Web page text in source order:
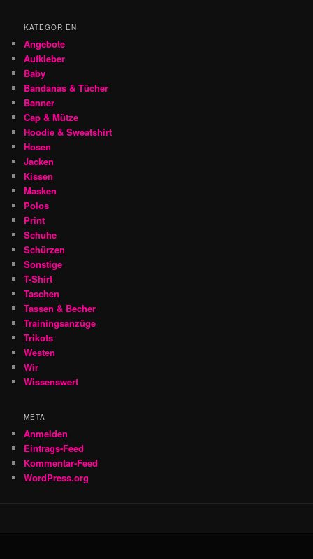
KATEGORIEN
Angebote
Aufkleber
Baby
Bandanas & Tücher
Banner
Cap & Mütze
Hoodie & Sweatshirt
Hosen
Jacken
Kissen
Masken
Polos
Print
Schuhe
Schürzen
Sonstige
T-Shirt
Taschen
Tassen & Becher
Trainingsanzüge
Trikots
Westen
Wir
Wissenswert
META
Anmelden
Eintrags-Feed
Kommentar-Feed
WordPress.org